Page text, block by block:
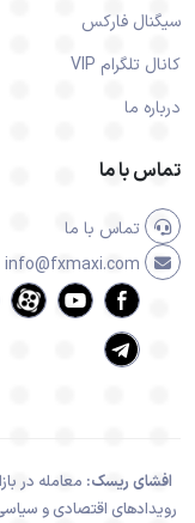
سیگنال فارکس
کانال تلگرام VIP
درباره ما
تماس با ما
تماس با ما
افشای ریسک: معامله در
رویدادهای اقتصادی و